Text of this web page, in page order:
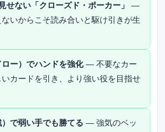
せない「クローズド・ポーカー」
—
いからこそ読み合いと駆け引きが生
ー）でハンドを強化— 不要なカー
いカードを引き、より強い役を目指せ
で弱い手でも勝てる — 強気のベッ